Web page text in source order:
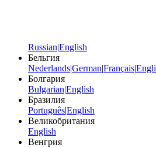
Russian|English
Бельгия
Nederlands|German|Français|
Болгария
Bulgarian|English
Бразилия
Português|English
Великобритания
English
Венгрия